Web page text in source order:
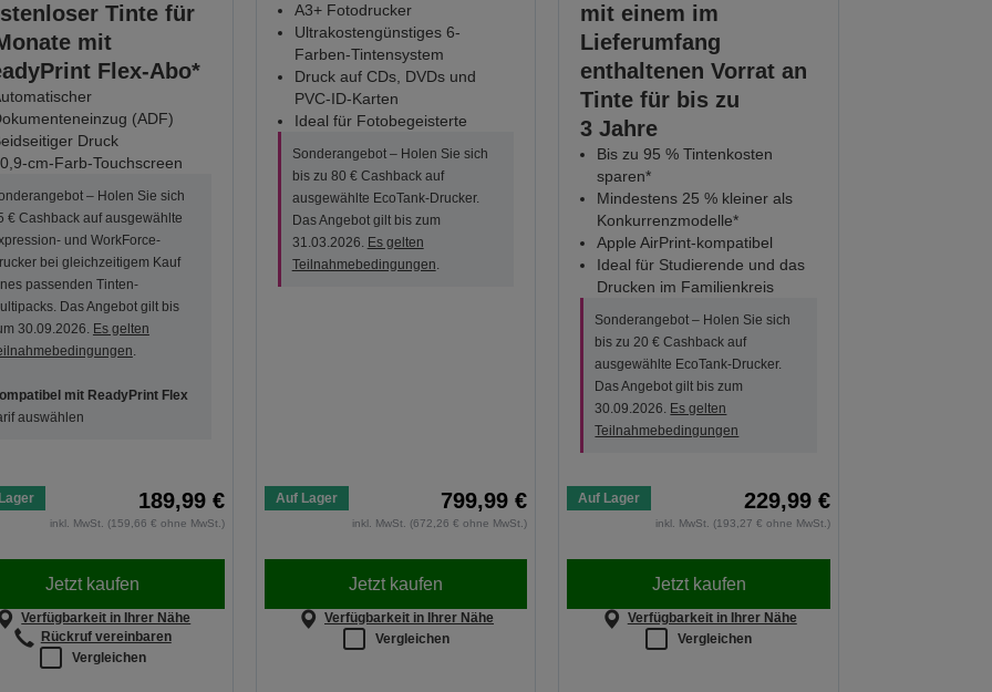
Tinte für
mit
Flex-Abo*
(ADF)
Druck
cm-Farb-Touchscreen
– Holen Sie sich
€ Cashback auf ausgewählte
und WorkForce-
bei gleichzeitigem Kauf
passenden Tinten-
Das Angebot gilt bis
30.09.2026. Es gelten
.
mit ReadyPrint Flex
auswählen
189,99 €
inkl. MwSt. (159,66 € ohne MwSt.)
Jetzt kaufen
Verfügbarkeit in Ihrer Nähe
Rückruf vereinbaren
Vergleichen
A3+ Fotodrucker
Ultrakostengünstiges 6-
Farben-Tintensystem
Druck auf CDs, DVDs und
PVC-ID-Karten
Ideal für Fotobegeisterte
Sonderangebot – Holen Sie sich
bis zu 80 € Cashback auf
ausgewählte EcoTank-Drucker.
Das Angebot gilt bis zum
31.03.2026. Es gelten
Teilnahmebedingungen.
Auf Lager 799,99 €
inkl. MwSt. (672,26 € ohne MwSt.)
Jetzt kaufen
Verfügbarkeit in Ihrer Nähe
Vergleichen
mit einem im
Lieferumfang
enthaltenen Vorrat an
Tinte für bis zu
3 Jahre
Bis zu 95 % Tintenkosten
sparen*
Mindestens 25 % kleiner als
Konkurrenzmodelle*
Apple AirPrint-kompatibel
Ideal für Studierende und das
Drucken im Familienkreis
Sonderangebot – Holen Sie sich
bis zu 20 € Cashback auf
ausgewählte EcoTank-Drucker.
Das Angebot gilt bis zum
30.09.2026. Es gelten
Teilnahmebedingungen
Auf Lager 229,99 €
inkl. MwSt. (193,27 € ohne MwSt.)
Jetzt kaufen
Verfügbarkeit in Ihrer Nähe
Vergleichen